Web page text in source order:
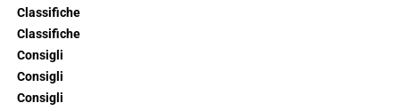
Classifiche
Classifiche
Consigli
Consigli
Consigli